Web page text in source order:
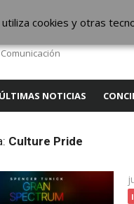
ÚLTIMAS NOTICIAS
Culture Pride
el
utiliza cookies y otras